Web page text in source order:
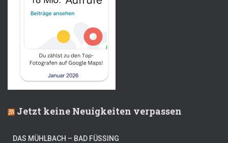
Jetzt keine Neuigkeiten verpassen
DAS MÜHLBACH – BAD FÜSSING